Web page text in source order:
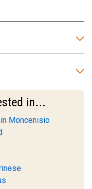
in...
Moncenisio